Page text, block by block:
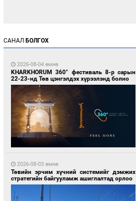
Воллейбол эрэгтэйчүүдийн шигшээ баг А
хэсгийг тэргүүллээ
Таван шар мэнгэтэй хөх бар өдөр
САНАЛ БОЛГОХ
2026-08-04 өмнө
KHARKHORUM 360° фестиваль 8-р сарын
22-23-нд Төв цэнгэлдэх хүрээлэнд болно
2026-08-03 өмнө
Төвийн эрчим хүчний системийг дэмжих
стратегийн байгууламж ашиглалтад орлоо